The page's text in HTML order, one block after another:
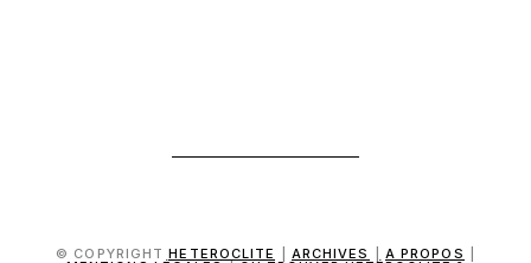
© COPYRIGHTHETEROCLITE ARCHIVES A PROPOS